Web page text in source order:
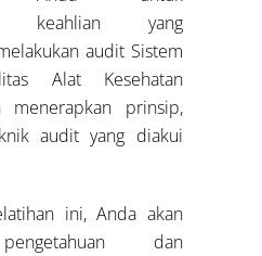
keahlian yang
audit Sistem
Alat Kesehatan
menerapkan prinsip,
audit yang diakui
ini, Anda akan
dan